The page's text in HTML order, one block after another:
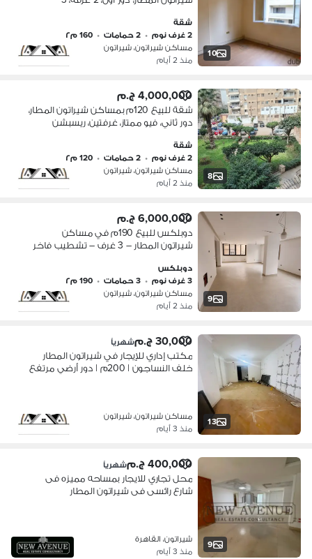
10
جيد
شقة
2 غرف نوم
• 2 حمامات • 160 م٢
مساكن شيراتون، شيراتون
منذ 2 أيام
8
4,000,000 ج.م
شقة للبيع 120م بمساكن شيراتون المطار،
دور ثاني، فيو ممتاز، غرفتين، ريسبشن
قريبة من جميع الخدمات
شقة
2 غرف نوم
• 2 حمامات • 120 م٢
مساكن شيراتون، شيراتون
منذ 2 أيام
9
6,000,000 ج.م
دوبلكس للبيع 190م في مساكن
شيراتون المطار – 3 غرف – تشطيب فاخر
دوبلكس
3 غرف نوم
• 3 حمامات • 190 م٢
مساكن شيراتون، شيراتون
منذ 2 أيام
13
30,000 ج.م شهرياً
مكتب إداري للإيجار في شيراتون المطار
خلف النساجون | 200م | دور أرضي مرتفع
مساكن شيراتون، شيراتون
منذ 3 أيام
9
400,000 ج.م شهرياً
محل تجاري للايجار بمساحه مميزه فى
شارع رائسى فى شيراتون المطار
شيراتون، القاهرة
منذ 3 أيام